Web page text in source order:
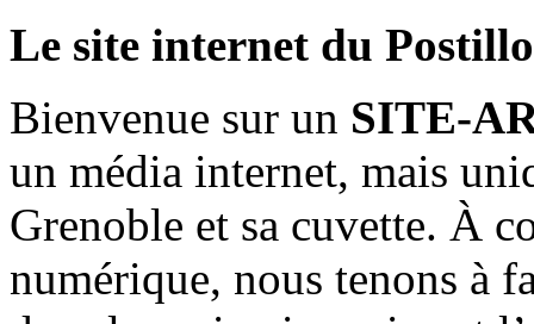
Le site internet du
Bienvenue sur un SITE-
un média internet, mais
Grenoble et sa cuvette. À
numérique, nous tenons à